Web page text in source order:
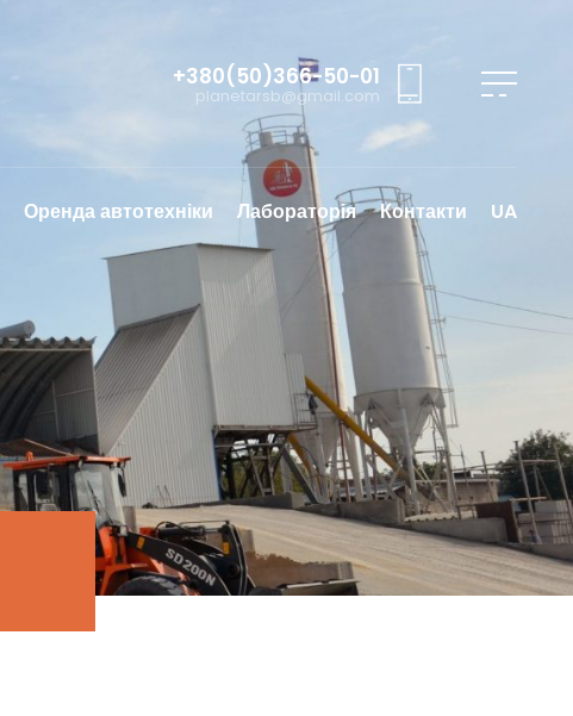
+380(50)366-50-01
planetarsb@gmail.com
Оренда автотехніки Лабораторія Контакти UA